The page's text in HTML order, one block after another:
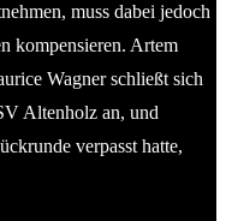
muss dabei jedoch
kompensieren. Artem
Wagner schließt sich
Altenholz an, und
verpasst hatte,